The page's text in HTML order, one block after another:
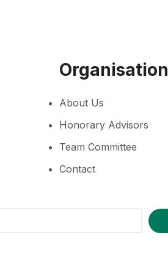
Organisation
About Us
Honorary Advisors
Team Committee
Contact